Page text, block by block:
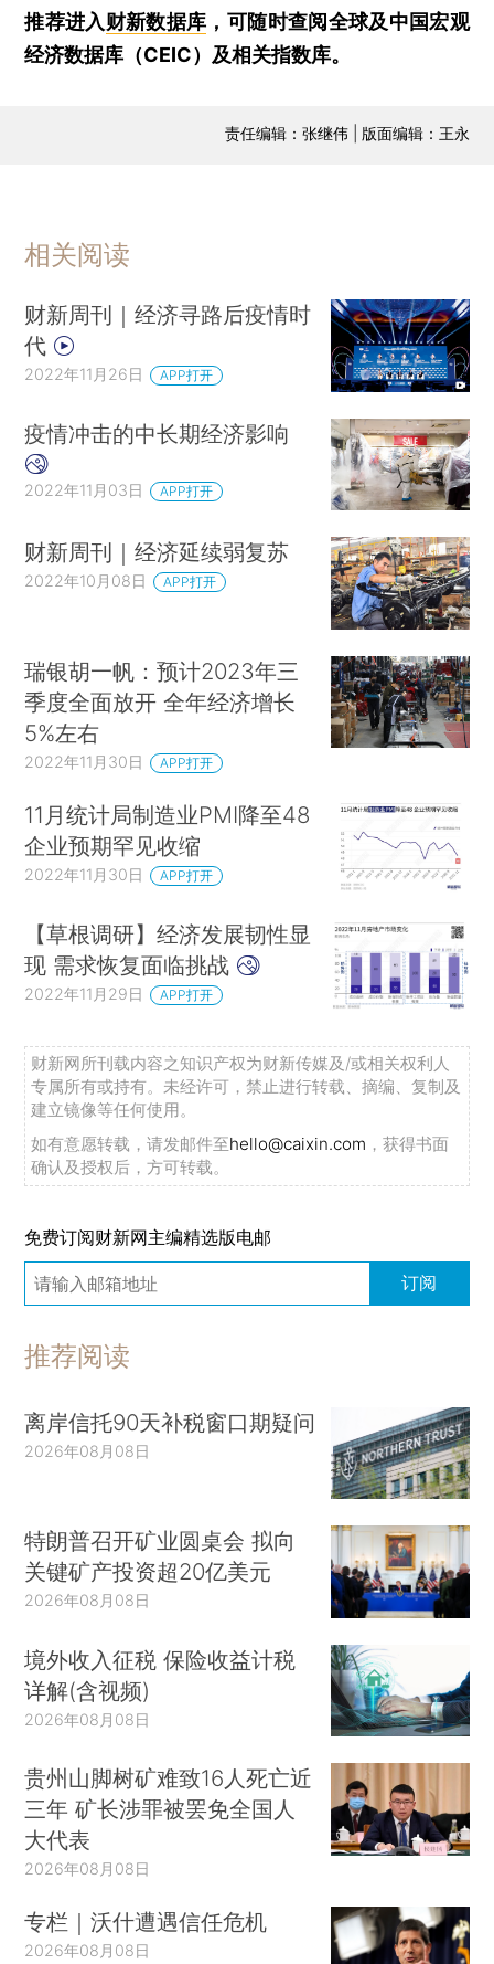
推荐进入财新数据库 ，可随时查阅全球及中国宏观
经济数据库（CEIC）及相关指数库。
责任编辑：张继伟 | 版面编辑：王永
相关阅读
财新周刊｜经济寻路后疫情时
代
2022年11月26日 APP打开
疫情冲击的中长期经济影响
2022年11月03日 APP打开
财新周刊｜经济延续弱复苏
2022年10月08日 APP打开
瑞银胡一帆：预计2023年三
季度全面放开 全年经济增长
5%左右
2022年11月30日 APP打开
11月统计局制造业PMI降至48
企业预期罕见收缩
2022年11月30日 APP打开
【草根调研】经济发展韧性显
现 需求恢复面临挑战
2022年11月29日 APP打开
财新网所刊载内容之知识产权为财新传媒及/或相关权利人
专属所有或持有。未经许可，禁止进行转载、摘编、复制及
建立镜像等任何使用。
如有意愿转载，请发邮件至hello@caixin.com ，获得书面
确认及授权后，方可转载。
免费订阅财新网主编精选版电邮
订阅
推荐阅读
离岸信托90天补税窗口期疑问
2026年08月08日
特朗普召开矿业圆桌会 拟向
关键矿产投资超20亿美元
2026年08月08日
境外收入征税 保险收益计税
详解(含视频)
2026年08月08日
贵州山脚树矿难致16人死亡近
三年 矿长涉罪被罢免全国人
大代表
2026年08月08日
专栏｜沃什遭遇信任危机
2026年08月08日